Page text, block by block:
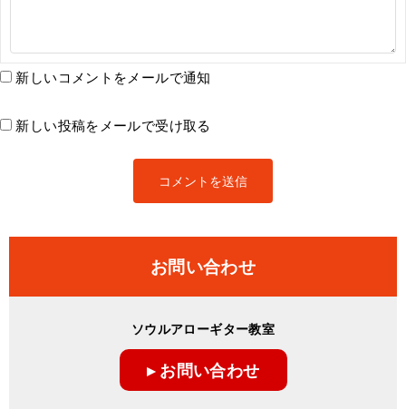
新しいコメントをメールで通知
新しい投稿をメールで受け取る
お問い合わせ
ソウルアローギター教室
▸ お問い合わせ